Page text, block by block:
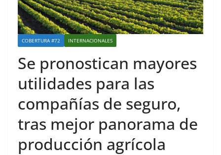
COBERTURA #72 INTERNACIONALES
Se pronostican mayores
utilidades para las
compañías de seguro,
tras mejor panorama de
producción agrícola